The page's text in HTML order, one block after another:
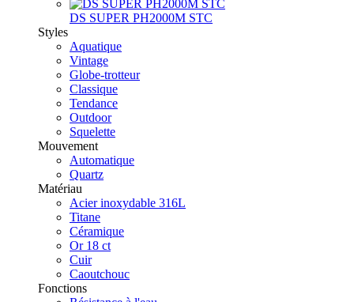
DS SUPER PH2000M STC
Styles
Aquatique
Vintage
Globe-trotteur
Classique
Tendance
Outdoor
Squelette
Mouvement
Automatique
Quartz
Matériau
Acier inoxydable 316L
Titane
Céramique
Or 18 ct
Cuir
Caoutchouc
Fonctions